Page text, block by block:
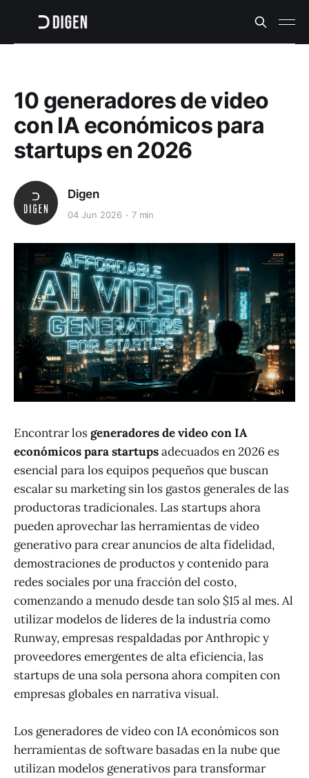
10 generadores de video
con IA económicos para
startups en 2026
Digen
04 Jun 2026 7 min
Encontrar losgeneradores de video con IA
económicos para startupsadecuados en 2026 es
esencial para los equipos pequeños que buscan
escalar su marketing sin los gastos generales de las
productoras tradicionales. Las startups ahora
pueden aprovechar las herramientas de video
generativo para crear anuncios de alta fidelidad,
demostraciones de productos y contenido para
redes sociales por una fracción del costo,
comenzando a menudo desde tan solo $15 al mes. Al
utilizar modelos de líderes de la industria como
Runway, empresas respaldadas por Anthropic y
proveedores emergentes de alta eficiencia, las
startups de una sola persona ahora compiten con
empresas globales en narrativa visual.
Los generadores de video con IA económicos son
herramientas de software basadas en la nube que
utilizan modelos generativos para transformar